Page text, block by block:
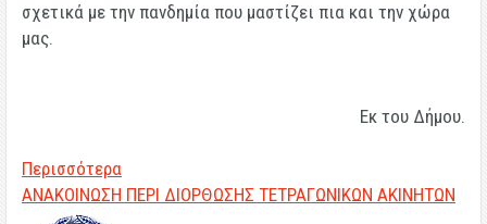
σχετικά με την πανδημία που μαστίζει πια και την χώρα
μας.
Εκ του Δήμου.
Περισσότερα
ΑΝΑΚΟΙΝΩΣΗ ΠΕΡΙ ΔΙΟΡΘΩΣΗΣ ΤΕΤΡΑΓΩΝΙΚΩΝ ΑΚΙΝΗΤΩΝ